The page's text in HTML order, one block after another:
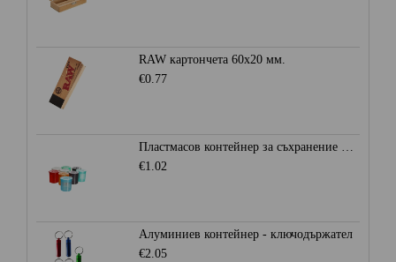
RAW картончета 60x20 мм.
€0.77
Пластмасов контейнер за съхранение Ø28мм. - Heisenberg
€1.02
Алуминиев контейнер - ключодържател
€2.05